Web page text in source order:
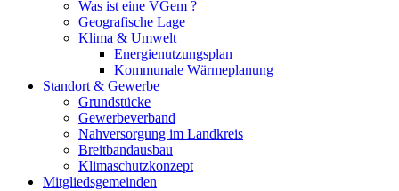
Was ist eine VGem ?
Geografische Lage
Klima & Umwelt
Energienutzungsplan
Kommunale Wärmeplanung
Standort & Gewerbe
Grundstücke
Gewerbeverband
Nahversorgung im Landkreis
Breitbandausbau
Klimaschutzkonzept
Mitgliedsgemeinden